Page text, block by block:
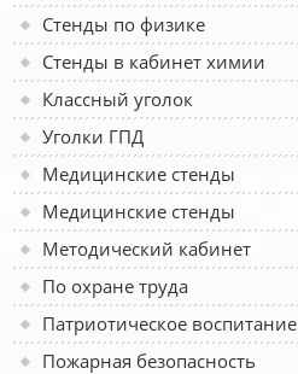
Стенды по физике
Стенды в кабинет химии
Классный уголок
Уголки ГПД
Медицинские стенды
Медицинские стенды
Методический кабинет
По охране труда
Патриотическое воспитание
Пожарная безопасность